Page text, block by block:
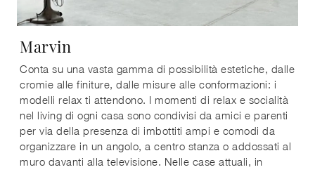
Marvin
Conta su una vasta gamma di possibilità estetiche, dalle
cromie alle finiture, dalle misure alle conformazioni: i
modelli relax ti attendono. I momenti di relax e socialità
nel living di ogni casa sono condivisi da amici e parenti
per via della presenza di imbottiti ampi e comodi da
organizzare in un angolo, a centro stanza o addossati al
muro davanti alla televisione. Nelle case attuali, in